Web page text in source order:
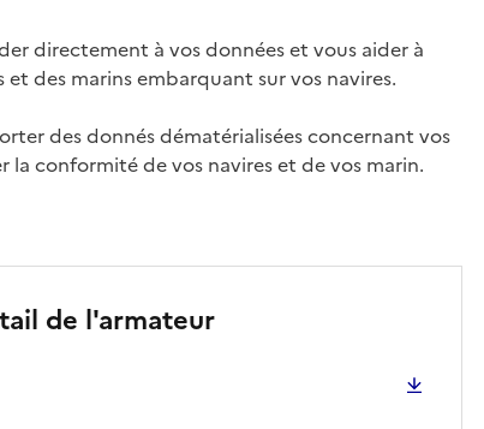
directement à vos données et vous aider à
des marins embarquant sur vos navires.
des donnés dématérialisées concernant vos
la conformité de vos navires et de vos marin.
de l'armateur